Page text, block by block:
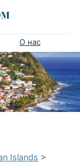
О нас
Islands >